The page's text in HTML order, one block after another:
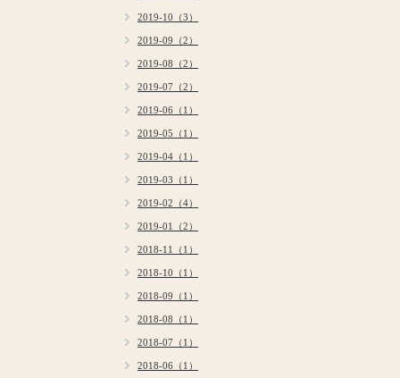
2019-10（3）
2019-09（2）
2019-08（2）
2019-07（2）
2019-06（1）
2019-05（1）
2019-04（1）
2019-03（1）
2019-02（4）
2019-01（2）
2018-11（1）
2018-10（1）
2018-09（1）
2018-08（1）
2018-07（1）
2018-06（1）